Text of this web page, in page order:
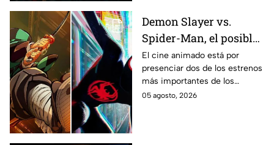
Demon Slayer vs.
Spider-Man, el posible
gran enfrentamiento
en taquilla del 2027
El cine animado está por
presenciar dos de los estrenos
más importantes de los
últimos años.
05 agosto, 2026